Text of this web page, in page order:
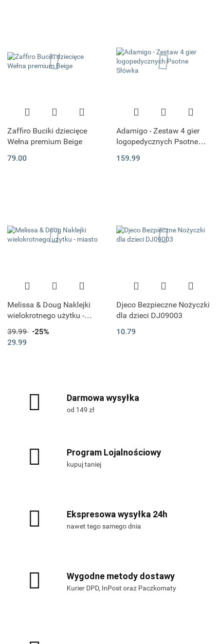
Zaffiro Buciki dziecięce
Wełna premium Beige
79.00
Adamigo - Zestaw 4 gier
logopedycznych Psotne
159.99
Melissa & Doug Naklejki
wielokrotnego użytku -
39.99 -25%
29.99
Djeco Bezpieczne Nożyczki
dla dzieci DJ09003
10.79
Darmowa wysyłka
od 149 zł
Program Lojalnościowy
kupuj taniej
Ekspresowa wysyłka 24h
nawet tego samego dnia
Wygodne metody dostawy
Kurier DPD, InPost oraz Paczkomaty